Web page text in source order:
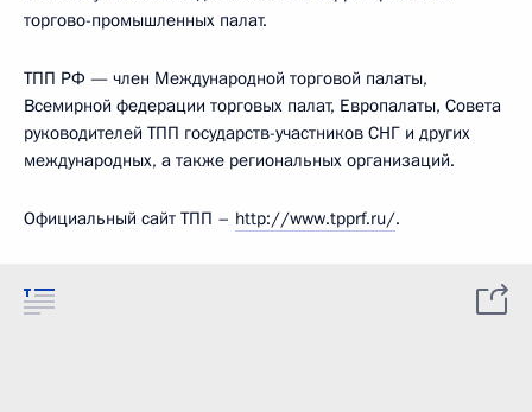
торгово-промышленных палат.
ТПП РФ — член Международной торговой палаты,
Всемирной федерации торговых палат, Европалаты, Совета
руководителей ТПП государств-участников СНГ и других
международных, а также региональных организаций.
Официальный сайт ТПП – http://www.tpprf.ru/.